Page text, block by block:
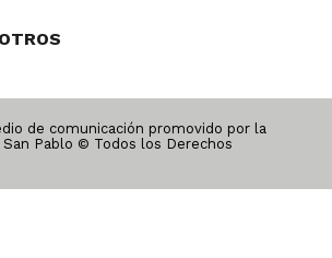
de comunicación promovido por la
San Pablo © Todos los Derechos